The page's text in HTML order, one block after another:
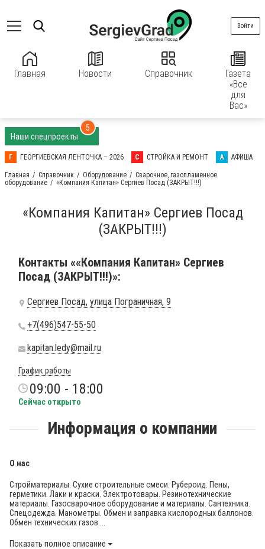
Главная Новости Справочник
Газета
«Все
для
Вас»
Войти
Наши спецпроекты
5
Г ГЕОРГИЕВСКАЯ ЛЕНТОЧКА – 2026 С СТРОЙКА И РЕМОНТ А АФИША
Главная Справочник Оборудование
Сварочное, газопламенное
оборудование
«Компания Капитан» Сергиев Посад (ЗАКРЫТ!!!)
«Компания Капитан» Сергиев Посад
(ЗАКРЫТ!!!)
Контакты ««Компания Капитан» Сергиев
Посад (ЗАКРЫТ!!!)»:
Сергиев Посад, улица Пограничная, 9
+7(496)547-55-50
kapitan.ledy@mail.ru
График работы
09:00 - 18:00
Сейчас открыто
Информация о компании
О нас
Стройматериалы. Сухие строительные смеси. Рубероид. Пены,
герметики. Лаки и краски. Электротовары. Резинотехнические
материалы. Газосварочное оборудование и материалы. Сантехника.
Спецодежда. Манометры. Обмен и заправка кислородных баллонов.
Обмен технических газов....
Показать полное описание